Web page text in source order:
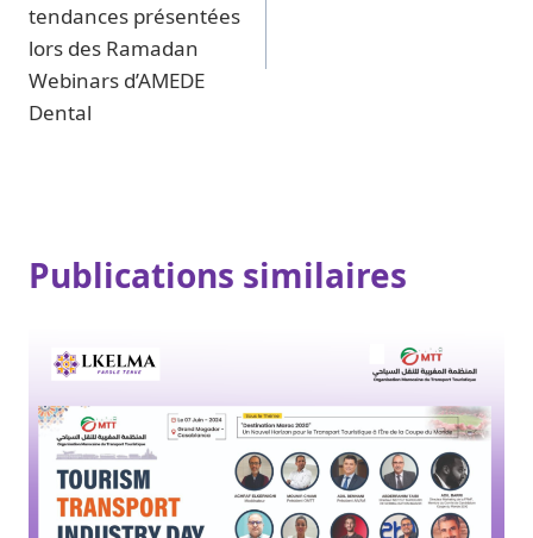
tendances présentées
lors des Ramadan
Webinars d’AMEDE
Dental
Publications similaires